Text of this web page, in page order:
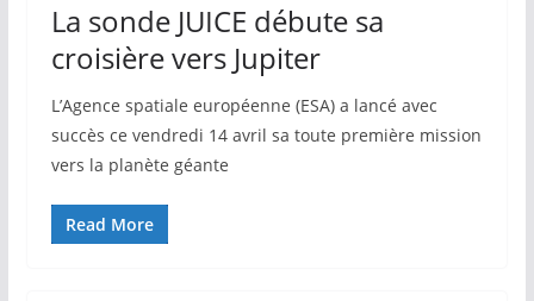
La sonde JUICE débute sa
croisière vers Jupiter
L’Agence spatiale européenne (ESA) a lancé avec
succès ce vendredi 14 avril sa toute première mission
vers la planète géante
Read More